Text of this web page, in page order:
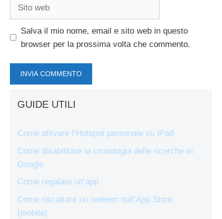
Salva il mio nome, email e sito web in questo
browser per la prossima volta che commento.
GUIDE UTILI
Come attivare l’Hotspot personale su iPad
Come disabilitare la cronologia delle ricerche in
Google
Come regalare un’app
Come riscattare un redeem dall’App Store
(mobile)